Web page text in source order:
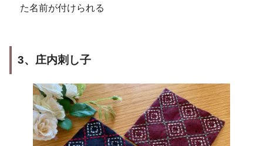
た名前が付けられる
3、 庄内刺し子